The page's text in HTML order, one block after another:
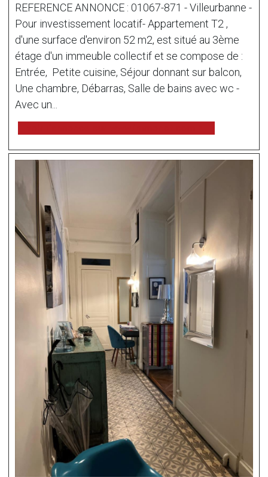
REFERENCE ANNONCE : 01067-871 - Villeurbanne -
Pour investissement locatif- Appartement T2 ,
d'une surface d'environ 52 m2, est situé au 3ème
étage d'un immeuble collectif et se compose de :
Entrée, Petite cuisine, Séjour donnant sur balcon,
Une chambre, Débarras, Salle de bains avec wc -
Avec un...